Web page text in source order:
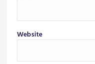
Website